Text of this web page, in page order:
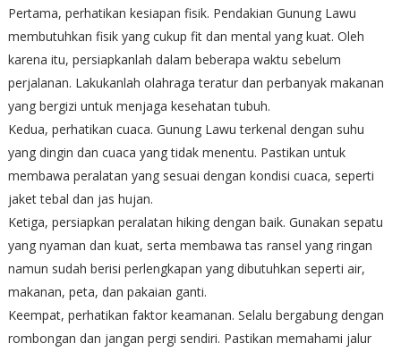
Pertama, perhatikan kesiapan fisik. Pendakian Gunung Lawu
membutuhkan fisik yang cukup fit dan mental yang kuat. Oleh
karena itu, persiapkanlah dalam beberapa waktu sebelum
perjalanan. Lakukanlah olahraga teratur dan perbanyak makanan
yang bergizi untuk menjaga kesehatan tubuh.
Kedua, perhatikan cuaca. Gunung Lawu terkenal dengan suhu
yang dingin dan cuaca yang tidak menentu. Pastikan untuk
membawa peralatan yang sesuai dengan kondisi cuaca, seperti
jaket tebal dan jas hujan.
Ketiga, persiapkan peralatan hiking dengan baik. Gunakan sepatu
yang nyaman dan kuat, serta membawa tas ransel yang ringan
namun sudah berisi perlengkapan yang dibutuhkan seperti air,
makanan, peta, dan pakaian ganti.
Keempat, perhatikan faktor keamanan. Selalu bergabung dengan
rombongan dan jangan pergi sendiri. Pastikan memahami jalur